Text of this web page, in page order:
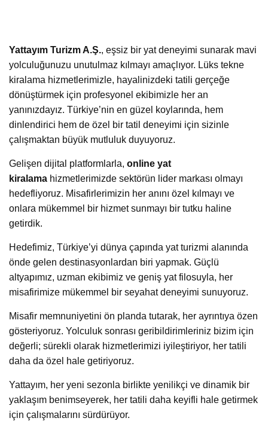
Yattayım Turizm A.Ş., eşsiz bir yat deneyimi sunarak mavi
yolculuğunuzu unutulmaz kılmayı amaçlıyor. Lüks tekne
kiralama hizmetlerimizle, hayalinizdeki tatili gerçeğe
dönüştürmek için profesyonel ekibimizle her an
yanınızdayız. Türkiye’nin en güzel koylarında, hem
dinlendirici hem de özel bir tatil deneyimi için sizinle
çalışmaktan büyük mutluluk duyuyoruz.
Gelişen dijital platformlarla, online yat
kiralama hizmetlerimizde sektörün lider markası olmayı
hedefliyoruz. Misafirlerimizin her anını özel kılmayı ve
onlara mükemmel bir hizmet sunmayı bir tutku haline
getirdik.
Hedefimiz, Türkiye’yi dünya çapında yat turizmi alanında
önde gelen destinasyonlardan biri yapmak. Güçlü
altyapımız, uzman ekibimiz ve geniş yat filosuyla, her
misafirimize mükemmel bir seyahat deneyimi sunuyoruz.
Misafir memnuniyetini ön planda tutarak, her ayrıntıya özen
gösteriyoruz. Yolculuk sonrası geribildirimleriniz bizim için
değerli; sürekli olarak hizmetlerimizi iyileştiriyor, her tatili
daha da özel hale getiriyoruz.
Yattayım, her yeni sezonla birlikte yenilikçi ve dinamik bir
yaklaşım benimseyerek, her tatili daha keyifli hale getirmek
için çalışmalarını sürdürüyor.